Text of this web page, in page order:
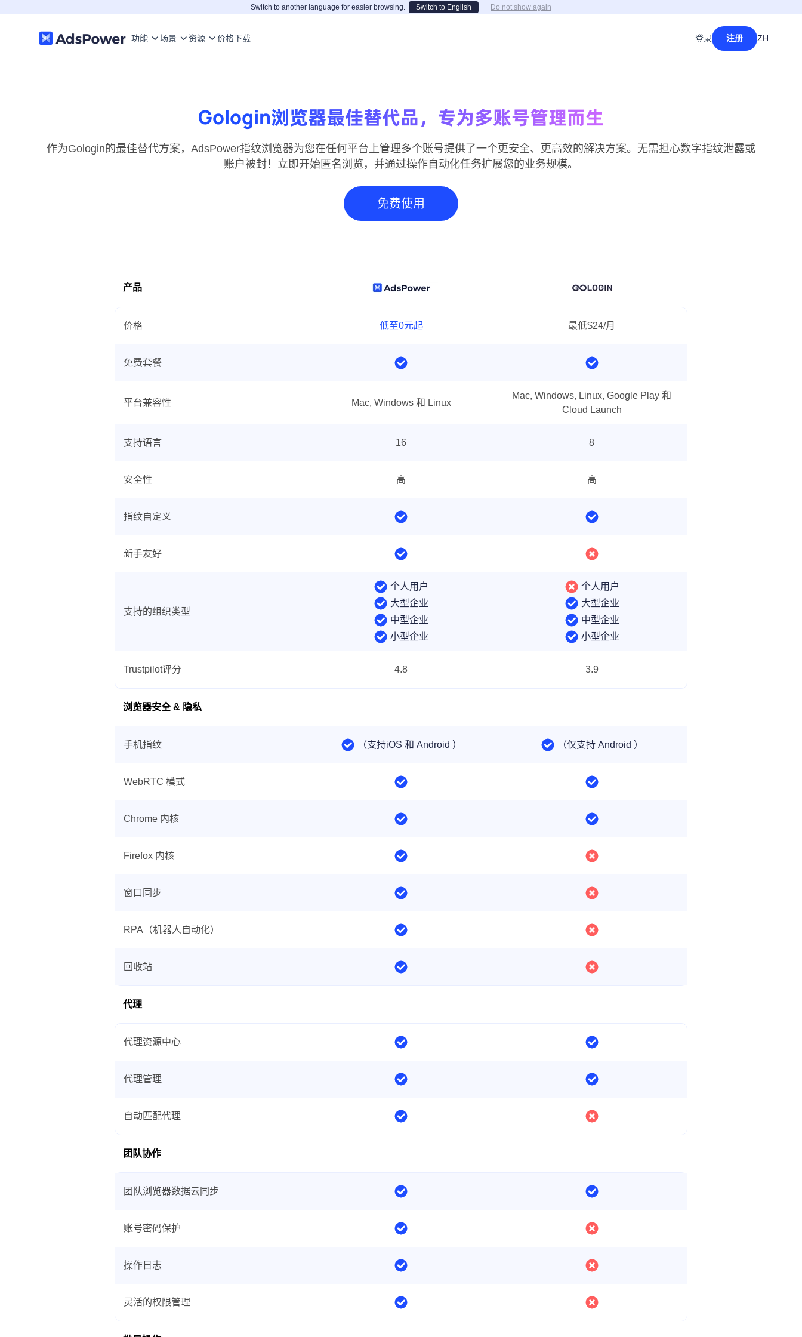
Switch to another language for easier browsing. Switch to English Do not show again
功能 场景 资源 价格下载 登录 注册 ZH
Gologin浏览器最佳替代品，专为多账号管理而生
作为Gologin的最佳替代方案，AdsPower指纹浏览器为您在任何平台上管理多个账号提供了一个更安全、更高效的解决方案。无需担心数字指纹泄露或
账户被封！立即开始匿名浏览，并通过操作自动化任务扩展您的业务规模。
免费使用
产品
价格 低至0元起 最低$24/月
免费套餐
平台兼容性 Mac, Windows 和 Linux
Mac, Windows, Linux, Google Play 和
Cloud Launch
支持语言 16 8
安全性 高 高
指纹自定义
新手友好
支持的组织类型
个人用户
大型企业
中型企业
小型企业
个人用户
大型企业
中型企业
小型企业
Trustpilot评分 4.8 3.9
浏览器安全 & 隐私
手机指纹 （支持iOS 和 Android ） （仅支持 Android ）
WebRTC 模式
Chrome 内核
Firefox 内核
窗口同步
RPA（机器人自动化）
回收站
代理
代理资源中心
代理管理
自动匹配代理
团队协作
团队浏览器数据云同步
账号密码保护
操作日志
灵活的权限管理